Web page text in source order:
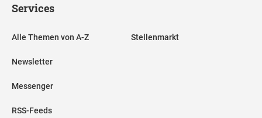
Services
Alle Themen von A-Z
Newsletter
Messenger
RSS-Feeds
Stellenmarkt